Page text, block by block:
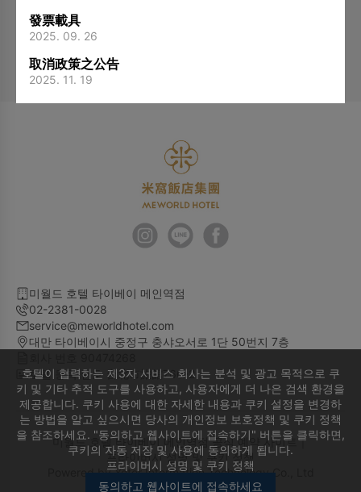
發票載具
2025. 09. 26
取消政策之公告
2025. 11. 19
호텔이 협력하는 제3자 서비스 회사는 분석 및 광고 목적으로 쿠
키 및 기타 추적 도구를 사용하고, 사용자에게 더 나은 검색 환경을
제공합니다. 쿠키 사용에 대한 자세한 내용과 쿠키 설정을 변경하
는 방법을 알고 싶으시면 당사의 개인정보 보호정책 및 쿠키 정책
을 참조하세요. "동의하고 웹사이트에 접속하기" 버튼을 클릭하면,
쿠키의 자동 저장 및 사용에 동의하게 됩니다.
프라이버시 성명 및 쿠키 정책
동의하고 웹사이트에 접속하세요
미월드 호텔 타이베이 메인역점
02-2381-0028
service@meworldhotel.com
대만 타이베이시 중정구 충샤오서로 1단 50번지 7층
호텔 등록 번호 台北市旅館760-2
미월드 호텔 타이베이 메인역점 공식 예약 사이트｜
프라이버시 성명 및 쿠키 정책
Powered byYotor Information Technology Co., Ltd
© 2014-2026 All Rights Reserved.